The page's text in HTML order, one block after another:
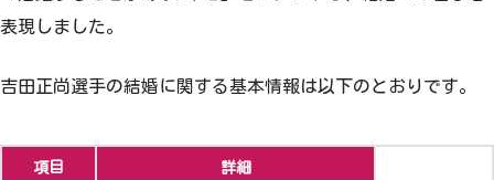
表現しました。
吉田正尚選手の結婚に関する基本情報は以下のとおりです。
項目 詳細